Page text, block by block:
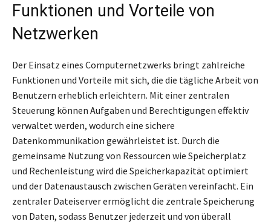
Funktionen und Vorteile von
Netzwerken
Der Einsatz eines Computernetzwerks bringt zahlreiche
Funktionen und Vorteile mit sich, die die tägliche Arbeit von
Benutzern erheblich erleichtern. Mit einer zentralen
Steuerung können Aufgaben und Berechtigungen effektiv
verwaltet werden, wodurch eine sichere
Datenkommunikation gewährleistet ist. Durch die
gemeinsame Nutzung von Ressourcen wie Speicherplatz
und Rechenleistung wird die Speicherkapazität optimiert
und der Datenaustausch zwischen Geräten vereinfacht. Ein
zentraler Dateiserver ermöglicht die zentrale Speicherung
von Daten, sodass Benutzer jederzeit und von überall